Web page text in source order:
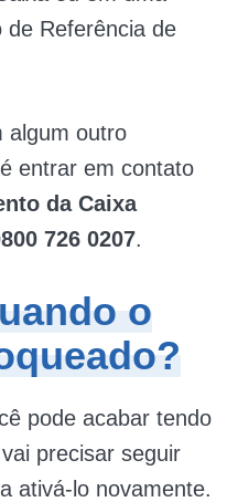
de Referência de
algum outro
entrar em contato
da Caixa
726 0207.
o
pode acabar tendo
precisar seguir
ativá-lo novamente.